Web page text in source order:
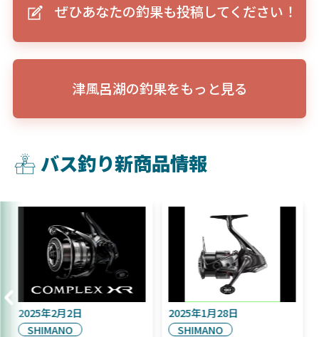
ぜひあなたの釣果も投稿してください！
津風呂湖の釣果をもっと見る
バス釣り新商品情報
9月16日
2025年2月2日
SHIMANO